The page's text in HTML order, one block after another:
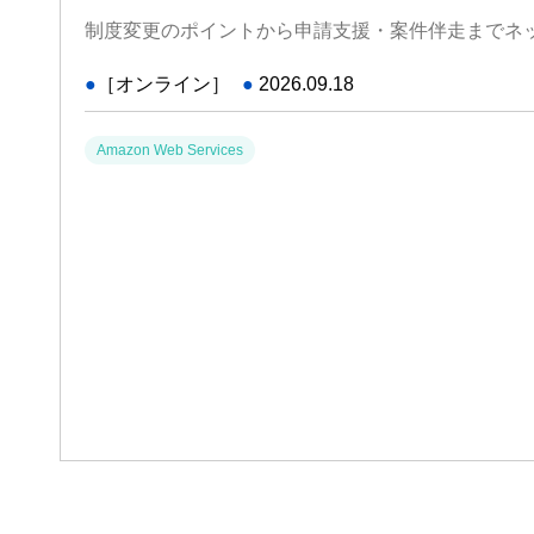
制度変更のポイントから申請支援・案件伴走までネ
● ［オンライン］ ● 2026.09.18
Amazon Web Services